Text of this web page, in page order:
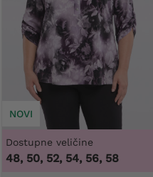
NOVI
Dostupne veličine
48, 50, 52, 54, 56, 58